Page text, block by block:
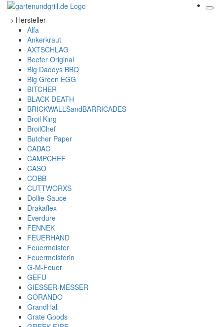
-> Hersteller
Alfa
Ankerkraut
AXTSCHLAG
Beefer Original
Big Daddys BBQ
Big Green EGG
BITCHER
BLACK DEATH
BRICKWALLSandBARRICADES
Broil King
BroilChef
Butcher Paper
CADAC
CAMPCHEF
CASO
COBB
CUTTWORXS
Dollie-Sauce
Drakaflex
Everdure
FENNEK
FEUERHAND
Feuermeister
Feuermeisterin
G-M-Feuer
GEFU
GIESSER-MESSER
GORANDO
GrandHall
Grate Goods